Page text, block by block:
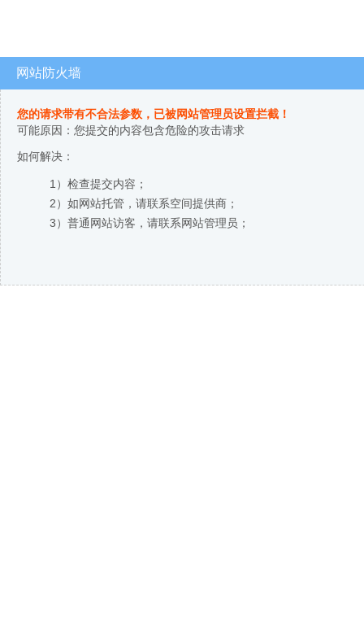
网站防火墙
您的请求带有不合法参数，已被网站管理员设置拦截！
可能原因：您提交的内容包含危险的攻击请求
如何解决：
1）检查提交内容；
2）如网站托管，请联系空间提供商；
3）普通网站访客，请联系网站管理员；